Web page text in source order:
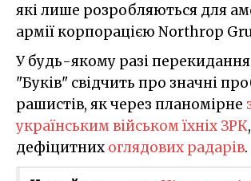
які лише розробляються для
армії корпорацією Northrop
У будь-якому разі
"Буків" свідчить про значні
рашистів, як через планомірне
українським військом їхніх ЗРК
дефіцитних оглядових радарів.